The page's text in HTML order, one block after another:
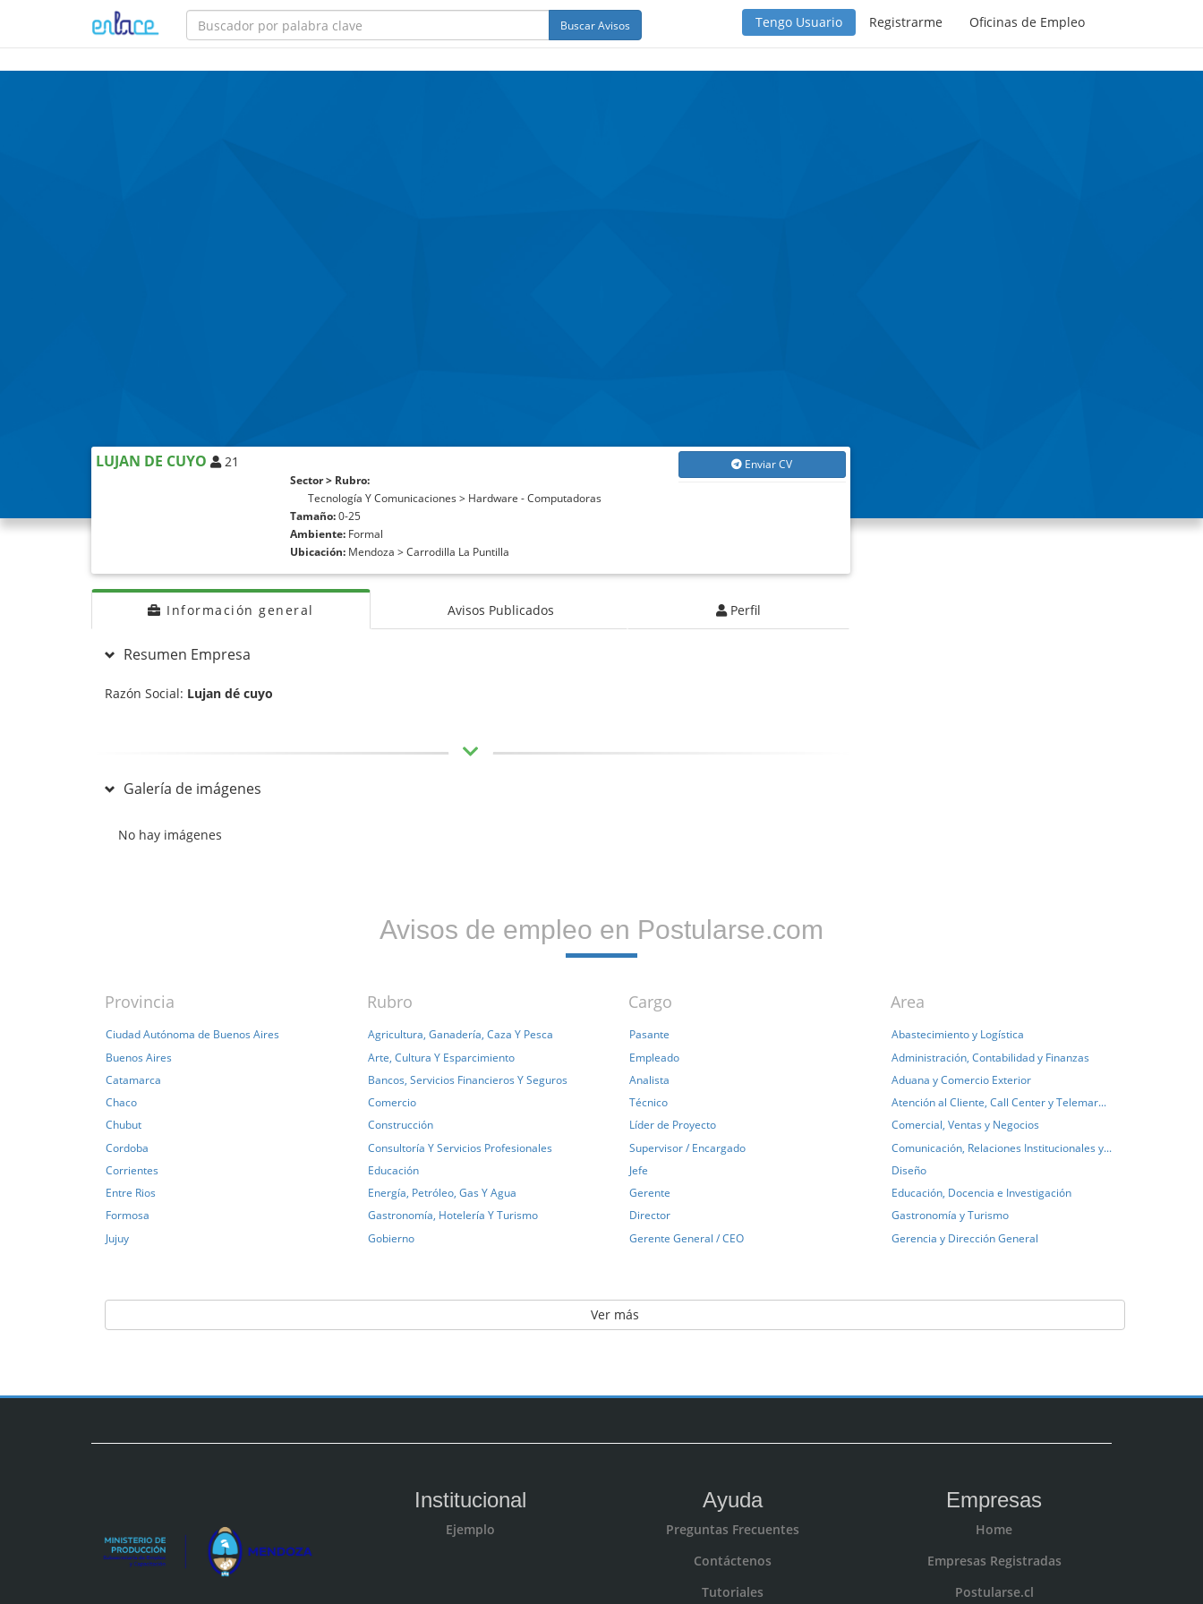
Buscar Avisos Tengo Usuario Registrarme Oficinas de Empleo
LUJAN DE CUYO 21
Sector > Rubro:
Tecnología Y Comunicaciones > Hardware - Computadoras
Tamaño:0-25
Ambiente: Formal
Ubicación: Mendoza > Carrodilla La Puntilla
Enviar CV
Información general Avisos Publicados Perfil
Resumen Empresa
Razón Social: Lujan dé cuyo
Galería de imágenes
No hay imágenes
Avisos de empleo en Postularse.com
Provincia
Ciudad Autónoma de Buenos Aires
Buenos Aires
Catamarca
Chaco
Chubut
Cordoba
Corrientes
Entre Rios
Formosa
Jujuy
Rubro
Agricultura, Ganadería, Caza Y Pesca
Arte, Cultura Y Esparcimiento
Bancos, Servicios Financieros Y Seguros
Comercio
Construcción
Consultoría Y Servicios Profesionales
Educación
Energía, Petróleo, Gas Y Agua
Gastronomía, Hotelería Y Turismo
Gobierno
Cargo
Pasante
Empleado
Analista
Técnico
Líder de Proyecto
Supervisor / Encargado
Jefe
Gerente
Director
Gerente General / CEO
Area
Abastecimiento y Logística
Administración, Contabilidad y Finanzas
Aduana y Comercio Exterior
Atención al Cliente, Call Center y Telemar...
Comercial, Ventas y Negocios
Comunicación, Relaciones Institucionales y...
Diseño
Educación, Docencia e Investigación
Gastronomía y Turismo
Gerencia y Dirección General
Ver más
Institucional
Ejemplo
Ayuda
Preguntas Frecuentes
Contáctenos
Tutoriales
Empresas
Home
Empresas Registradas
Postularse.cl